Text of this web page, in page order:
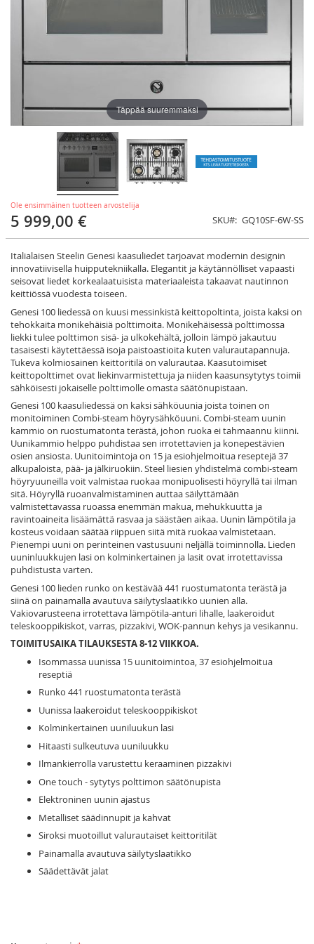
Ole ensimmäinen tuotteen arvostelija
5 999,00 € SKU GQ10SF-6W-SS
Italialaisen Steelin Genesi kaasuliedet tarjoavat modernin designin
innovatiivisella huipputekniikalla. Elegantit ja käytännölliset vapaasti
seisovat liedet korkealaatuisista materiaaleista takaavat nautinnon
keittiössä vuodesta toiseen.
Genesi 100 liedessä on kuusi messinkistä keittopoltinta, joista kaksi on
tehokkaita monikehäisiä polttimoita. Monikehäisessä polttimossa
liekki tulee polttimon sisä- ja ulkokehältä, jolloin lämpö jakautuu
tasaisesti käytettäessä isoja paistoastioita kuten valurautapannuja.
Tukeva kolmiosainen keittoritilä on valurautaa. Kaasutoimiset
keittopolttimet ovat liekinvarmistettuja ja niiden kaasunsytytys toimii
sähköisesti jokaiselle polttimolle omasta säätönupistaan.
Genesi 100 kaasuliedessä on kaksi sähköuunia joista toinen on
monitoiminen Combi-steam höyrysähköuuni. Combi-steam uunin
kammio on ruostumatonta terästä, johon ruoka ei tahmaannu kiinni.
Uunikammio helppo puhdistaa sen irrotettavien ja konepestävien
osien ansiosta. Uunitoimintoja on 15 ja esiohjelmoitua reseptejä 37
alkupaloista, pää- ja jälkiruokiin. Steel liesien yhdistelmä combi-steam
höyryuuneilla voit valmistaa ruokaa monipuolisesti höyryllä tai ilman
sitä. Höyryllä ruoanvalmistaminen auttaa säilyttämään
valmistettavassa ruoassa enemmän makua, mehukkuutta ja
ravintoaineita lisäämättä rasvaa ja säästäen aikaa. Uunin lämpötila ja
kosteus voidaan säätää riippuen siitä mitä ruokaa valmistetaan.
Pienempi uuni on perinteinen vastusuuni neljällä toiminnolla. Lieden
uuninluukkujen lasi on kolminkertainen ja lasit ovat irrotettavissa
puhdistusta varten.
Genesi 100 lieden runko on kestävää 441 ruostumatonta terästä ja
siinä on painamalla avautuva säilytyslaatikko uunien alla.
Vakiovarusteena irrotettava lämpötila-anturi lihalle, laakeroidut
teleskooppikiskot, varras, pizzakivi, WOK-pannun kehys ja vesikannu.
TOIMITUSAIKA TILAUKSESTA 8-12 VIIKKOA.
Isommassa uunissa 15 uunitoimintoa, 37 esiohjelmoitua
reseptiä
Runko 441 ruostumatonta terästä
Uunissa laakeroidut teleskooppikiskot
Kolminkertainen uuniluukun lasi
Hitaasti sulkeutuva uuniluukku
Ilmankierrolla varustettu keraaminen pizzakivi
One touch - sytytys polttimon säätönupista
Elektroninen uunin ajastus
Metalliset säädinnupit ja kahvat
Siroksi muotoillut valurautaiset keittoritilät
Painamalla avautuva säilytyslaatikko
Säädettävät jalat
Täppää suuremmaksi